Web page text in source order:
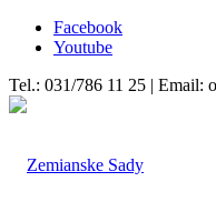
Facebook
Youtube
Tel.: 031/786 11 25 | Email: